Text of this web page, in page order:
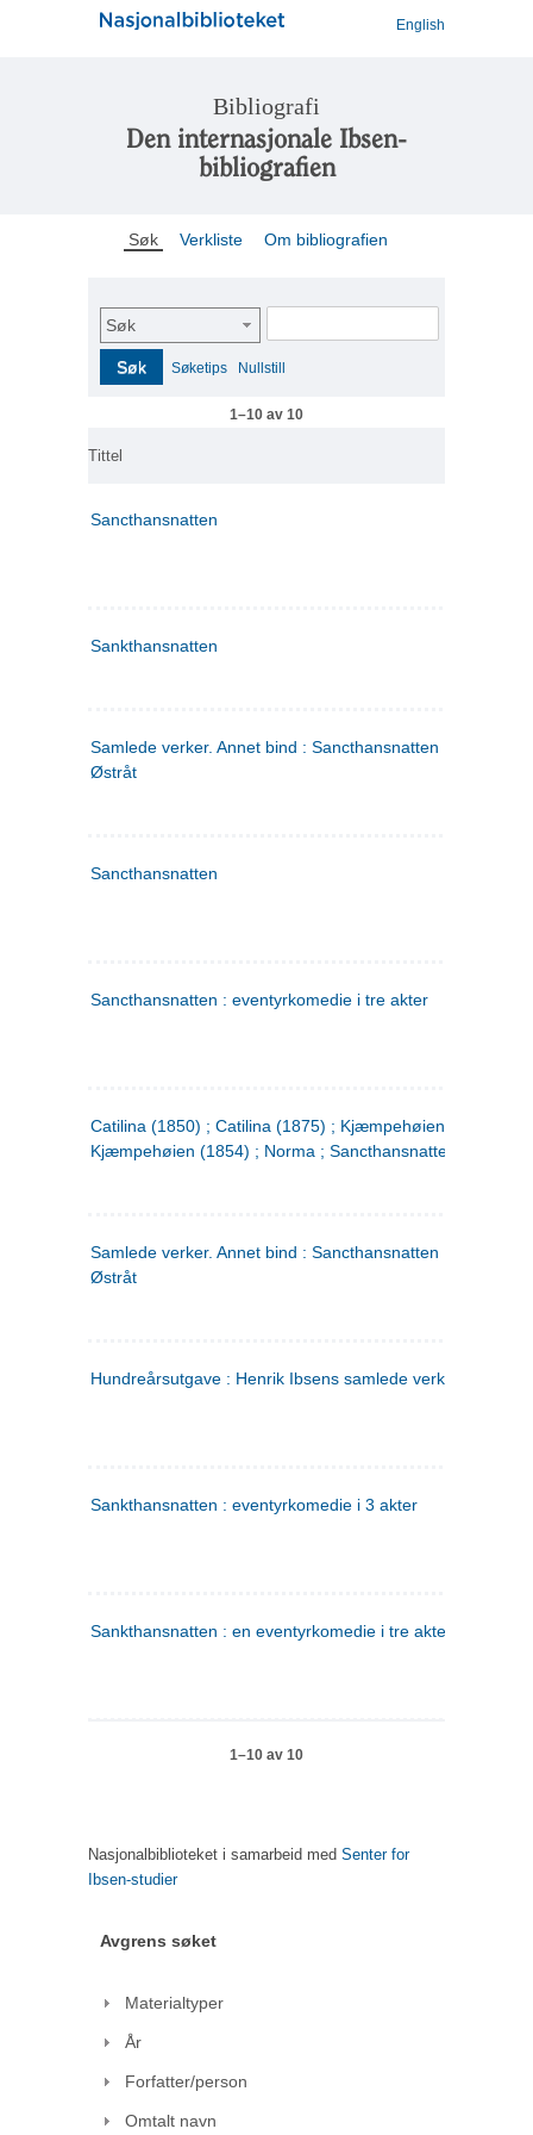
English
Bibliografi
Den internasjonale Ibsen-
bibliografien
Søk Verkliste Om bibliografien
Søk
Søk Søketips Nullstill
1–10 av 10
Tittel
Sancthansnatten
Sankthansnatten
Samlede verker. Annet bind : Sancthansnatten ; Fru Inger
Østråt
Sancthansnatten
Sancthansnatten : eventyrkomedie i tre akter
Catilina (1850) ; Catilina (1875) ; Kjæmpehøien (1850) ;
Kjæmpehøien (1854) ; Norma ; Sancthansnatten
Samlede verker. Annet bind : Sancthansnatten ; Fru Inger
Østråt
Hundreårsutgave : Henrik Ibsens samlede verker. 2
Sankthansnatten : eventyrkomedie i 3 akter
Sankthansnatten : en eventyrkomedie i tre akter
1–10 av 10
Nasjonalbiblioteket i samarbeid med Senter for
Ibsen-studier
Avgrens søket
Materialtyper
År
Forfatter/person
Omtalt navn